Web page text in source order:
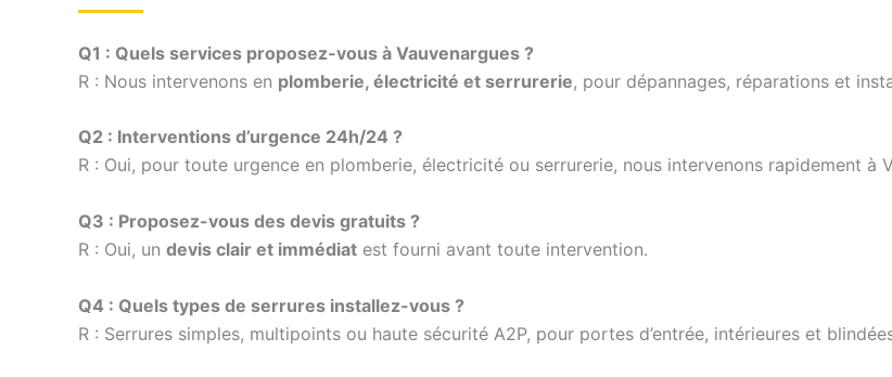
Q1 : Quels services proposez-vous à Vauvenargues ?
R : Nous intervenons en plomberie, électricité et serrurerie, pour dépannages, réparations et
Q2 : Interventions d’urgence 24h/24 ?
R : Oui, pour toute urgence en plomberie, électricité ou serrurerie, nous intervenons rapidement à
Q3 : Proposez-vous des devis gratuits ?
R : Oui, un devis clair et immédiat est fourni avant toute intervention.
Q4 : Quels types de serrures installez-vous ?
R : Serrures simples, multipoints ou haute sécurité A2P, pour portes d’entrée, intérieures et